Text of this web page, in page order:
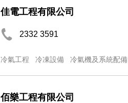
佳電工程有限公司
2332 3591
冷氣工程 冷凍設備 冷氣機及系統配備
佰樂工程有限公司